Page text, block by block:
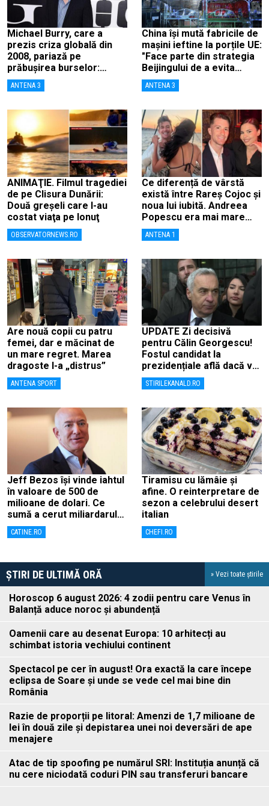
Michael Burry, care a
prezis criza globală din
2008, pariază pe
prăbușirea burselor:
„Suntem aproape de o
cădere ca în 1987”
ANTENA 3
China își mută fabricile de
mașini ieftine la porțile UE:
"Face parte din strategia
Beijingului de a evita
taxele"
ANTENA 3
ANIMAŢIE. Filmul tragediei
de pe Clisura Dunării:
Două greşeli care l-au
costat viaţa pe Ionuţ
OBSERVATORNEWS.RO
Ce diferență de vârstă
există între Rareș Cojoc și
noua lui iubită. Andreea
Popescu era mai mare
decât el
ANTENA 1
Are nouă copii cu patru
femei, dar e măcinat de
un mare regret. Marea
dragoste l-a „distrus”
ANTENA SPORT
UPDATE Zi decisivă
pentru Călin Georgescu!
Fostul candidat la
prezidențiale află dacă va
fi judecat pentru tentativă
de lovitură de stat
STIRILEKANALD.RO
Jeff Bezos își vinde iahtul
în valoare de 500 de
milioane de dolari. Ce
sumă a cerut miliardarul
pentru nava sa, Koru
CATINE.RO
Tiramisu cu lămâie și
afine. O reinterpretare de
sezon a celebrului desert
italian
CHEFI.RO
ȘTIRI DE ULTIMĂ ORĂ » Vezi toate știrile
Horoscop 6 august 2026: 4 zodii pentru care Venus în
Balanță aduce noroc și abundență
Oamenii care au desenat Europa: 10 arhitecți au
schimbat istoria vechiului continent
Spectacol pe cer în august! Ora exactă la care începe
eclipsa de Soare și unde se vede cel mai bine din
România
Razie de proporții pe litoral: Amenzi de 1,7 milioane de
lei în două zile și depistarea unei noi deversări de ape
menajere
Atac de tip spoofing pe numărul SRI: Instituția anunță că
nu cere niciodată coduri PIN sau transferuri bancare